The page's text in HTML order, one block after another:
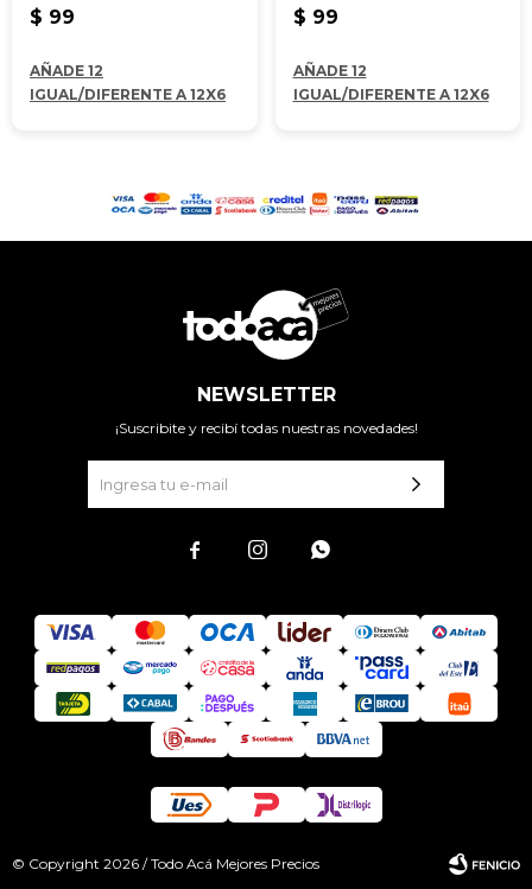
$ 99
AÑADE 12
IGUAL/DIFERENTE A 12X6
$ 99
AÑADE 12
IGUAL/DIFERENTE A 12X6
NEWSLETTER
¡Suscribite y recibí todas nuestras novedades!
  
© Copyright 2026 / Todo Acá Mejores Precios